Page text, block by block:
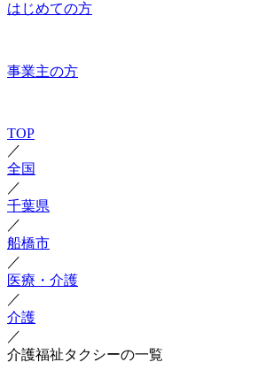
はじめての方
事業主の方
TOP
／
全国
／
千葉県
／
船橋市
／
医療・介護
／
介護
／
介護福祉タクシーの一覧